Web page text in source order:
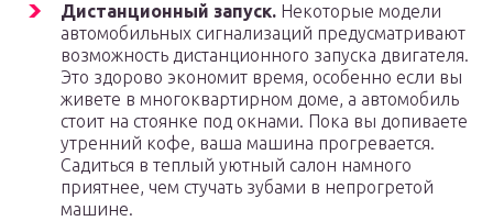
Дистанционный запуск. Некоторые модели
автомобильных сигнализаций предусматривают
возможность дистанционного запуска двигателя.
Это здорово экономит время, особенно если вы
живете в многоквартирном доме, а автомобиль
стоит на стоянке под окнами. Пока вы допиваете
утренний кофе, ваша машина прогревается.
Садиться в теплый уютный салон намного
приятнее, чем стучать зубами в непрогретой
машине.